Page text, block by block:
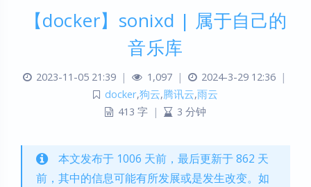
【docker】sonixd | 属于自己的
音乐库
2023-11-05 21:39 | 1,097 | 2024-3-29 12:36
|
docker,狗云,腾讯云,雨云
413 字 | 3 分钟
本文发布于 1006 天前，最后更新于 862 天
前，其中的信息可能有所发展或是发生改变。如